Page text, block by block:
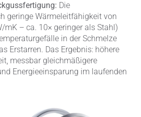
Die
geringe Wärmeleitfähigkeit von
mK – ca. 10× geringer als Stahl)
in der Schmelze
Erstarren. Das Ergebnis: höhere
messbar gleichmäßigere
Energieeinsparung im laufenden